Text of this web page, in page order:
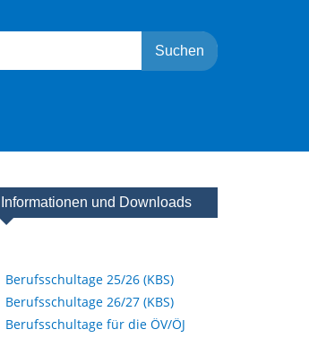
Informationen und Downloads
Berufsschultage 25/26 (KBS)
Berufsschultage 26/27 (KBS)
Berufsschultage für die ÖV/ÖJ